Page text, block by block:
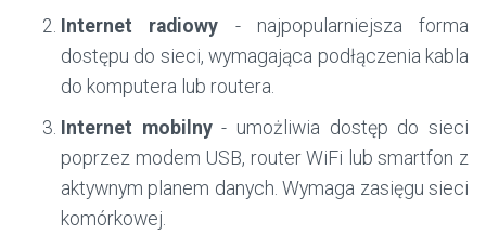
Internet radiowy - najpopularniejsza forma
dostępu do sieci, wymagająca podłączenia kabla
do komputera lub routera.
Internet mobilny- umożliwia dostęp do sieci
poprzez modem USB, router WiFi lub smartfon z
aktywnym planem danych. Wymaga zasięgu sieci
komórkowej.